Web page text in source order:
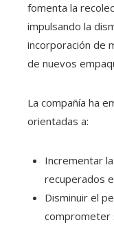
fomenta la
impulsando la
incorporación de
de nuevos
La compañía ha
orientadas a:
Incrementar
recuperados
Disminuir el
comprometer